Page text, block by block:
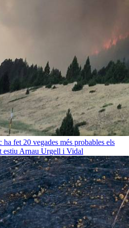
fet 20 vegades més probables els
estiu Arnau Urgell i Vidal